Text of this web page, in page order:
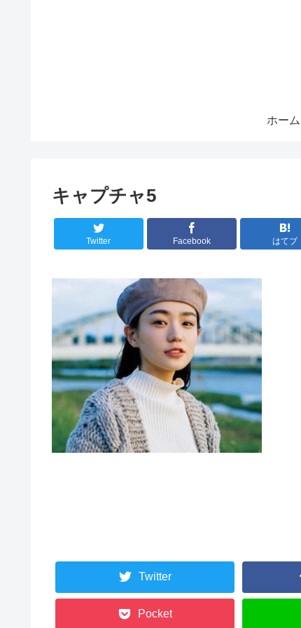
ホーム
キャプチャ5
Twitter Facebook はてブ
Twitter
Pocket